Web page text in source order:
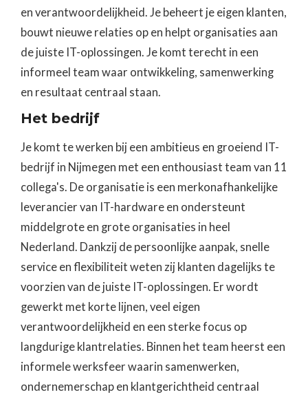
en verantwoordelijkheid. Je beheert je eigen klanten,
bouwt nieuwe relaties op en helpt organisaties aan
de juiste IT-oplossingen. Je komt terecht in een
informeel team waar ontwikkeling, samenwerking
en resultaat centraal staan.
Het bedrijf
Je komt te werken bij een ambitieus en groeiend IT-
bedrijf in Nijmegen met een enthousiast team van 11
collega's. De organisatie is een merkonafhankelijke
leverancier van IT-hardware en ondersteunt
middelgrote en grote organisaties in heel
Nederland. Dankzij de persoonlijke aanpak, snelle
service en flexibiliteit weten zij klanten dagelijks te
voorzien van de juiste IT-oplossingen. Er wordt
gewerkt met korte lijnen, veel eigen
verantwoordelijkheid en een sterke focus op
langdurige klantrelaties. Binnen het team heerst een
informele werksfeer waarin samenwerken,
ondernemerschap en klantgerichtheid centraal